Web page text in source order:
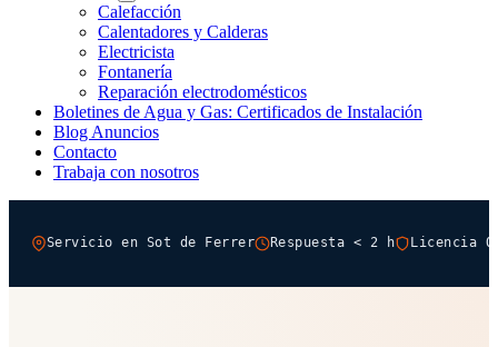
Calefacción
Calentadores y Calderas
Electricista
Fontanería
Reparación electrodomésticos
Boletines de Agua y Gas: Certificados de Instalación
Blog Anuncios
Contacto
Trabaja con nosotros
Servicio en Sot de Ferrer Respuesta < 2 h Licencia